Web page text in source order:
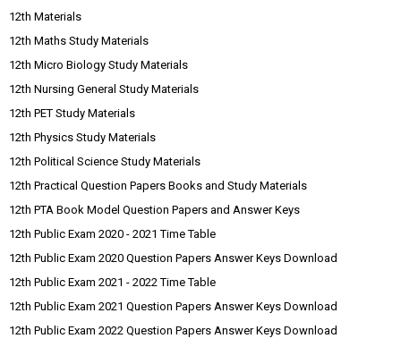
12th Materials
12th Maths Study Materials
12th Micro Biology Study Materials
12th Nursing General Study Materials
12th PET Study Materials
12th Physics Study Materials
12th Political Science Study Materials
12th Practical Question Papers Books and Study Materials
12th PTA Book Model Question Papers and Answer Keys
12th Public Exam 2020 - 2021 Time Table
12th Public Exam 2020 Question Papers Answer Keys Download
12th Public Exam 2021 - 2022 Time Table
12th Public Exam 2021 Question Papers Answer Keys Download
12th Public Exam 2022 Question Papers Answer Keys Download